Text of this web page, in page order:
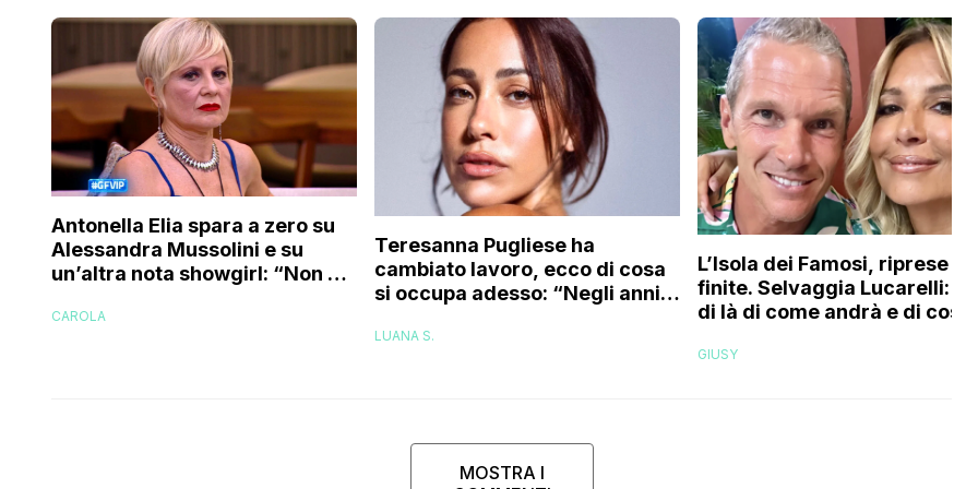
Antonella Elia spara a zero su
Alessandra Mussolini e su
un’altra nota showgirl: “Non è
brava!”
CAROLA
Teresanna Pugliese ha
cambiato lavoro, ecco di cosa
si occupa adesso: “Negli anni
ora ho deciso di…”
LUANA S.
L’Isola dei Famosi, riprese
finite. Selvaggia Lucarelli: “Al
di là di come andrà e di cosa
essere la conduttrice”
GIUSY
MOSTRA I